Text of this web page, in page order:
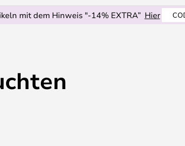
mit dem Hinweis "-14% EXTRA” Hier